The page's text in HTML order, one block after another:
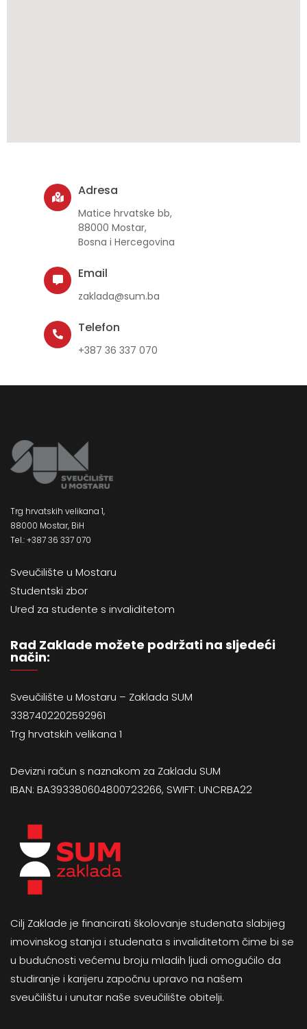
Adresa
Matice hrvatske bb,
88000 Mostar,
Bosna i Hercegovina
Email
zaklada@sum.ba
Telefon
+387 36 337 070
Trg hrvatskih velikana 1,
88000 Mostar, BiH
Tel.: +387 36 337 070
Sveučilište u Mostaru
Studentski zbor
Ured za studente s invaliditetom
Rad Zaklade možete podržati na sljedeći
način:
Sveučilište u Mostaru – Zaklada SUM
3387402202592961
Trg hrvatskih velikana 1
Devizni račun s naznakom za Zakladu SUM
IBAN: BA393380604800723266, SWIFT: UNCRBA22
Cilj Zaklade je financirati školovanje studenata slabijeg
imovinskog stanja i studenata s invaliditetom čime bi se
u budućnosti većemu broju mladih ljudi omogućilo da
studiranje i karijeru započnu upravo na našem
sveučilištu i unutar naše sveučilište obitelji.